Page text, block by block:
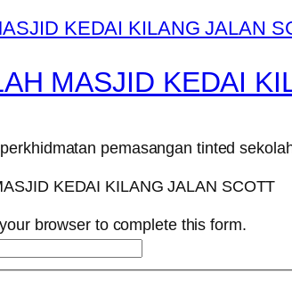
MASJID KEDAI
pemasangan tinted
browser to complete this form.